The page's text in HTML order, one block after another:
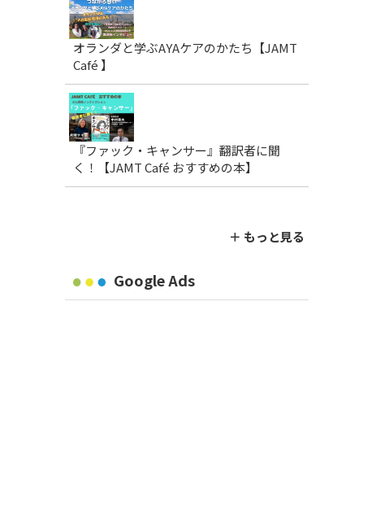
オランダと学ぶAYAケアのかたち【JAMT
Café 】
『ファック・キャンサー』翻訳者に聞
く！【JAMT Café おすすめの本】
＋ もっと見る
Google Ads